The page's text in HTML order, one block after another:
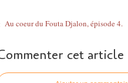
Au coeur du Fouta Djalon, épisode 4.
cet article